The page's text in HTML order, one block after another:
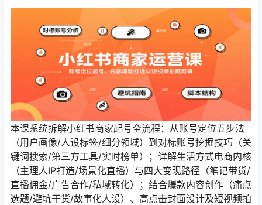
本课系统拆解小红书商家起号全流程：从账号定位五步法
（用户画像/人设标签/细分领域）到对标账号挖掘技巧（关
键词搜索/第三方工具/实时榜单）；详解生活方式电商内核
（主理人IP打造/场景化直播）与四大变现路径（笔记带货/
直播佣金/广告合作/私域转化）；结合爆款内容创作（痛点
选题/避坑干货/故事化人设）、高点击封面设计及短视频拍